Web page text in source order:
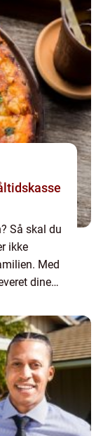
Så skal du
ikke
Med
dine